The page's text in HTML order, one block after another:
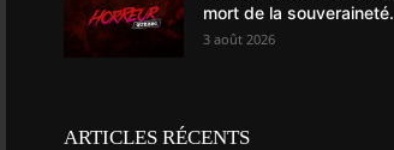
mort de la
3 août 2026
ARTICLES RÉCENTS